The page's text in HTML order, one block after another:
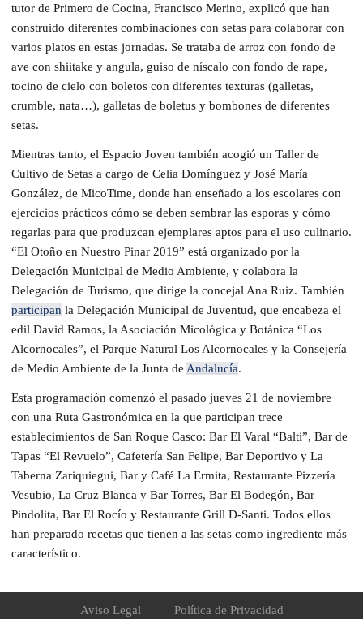
tutor de Primero de Cocina, Francisco Merino, explicó que han
construido diferentes combinaciones con setas para colaborar con
varios platos en estas jornadas. Se trataba de arroz con fondo de
ave con shiitake y angula, guiso de níscalo con fondo de rape,
tocino de cielo con boletos con diferentes texturas (galletas,
crumble, nata…), galletas de boletus y bombones de diferentes
setas.
Mientras tanto, el Espacio Joven también acogió un Taller de
Cultivo de Setas a cargo de Celia Domínguez y José María
González, de MicoTime, donde han enseñado a los escolares con
ejercicios prácticos cómo se deben sembrar las esporas y cómo
regarlas para que produzcan ejemplares aptos para el uso culinario.
“El Otoño en Nuestro Pinar 2019” está organizado por la
Delegación Municipal de Medio Ambiente, y colabora la
Delegación de Turismo, que dirige la concejal Ana Ruiz. También
participan la Delegación Municipal de Juventud, que encabeza el
edil David Ramos, la Asociación Micológica y Botánica “Los
Alcornocales”, el Parque Natural Los Alcornocales y la Consejería
de Medio Ambiente de la Junta de Andalucía.
Esta programación comenzó el pasado jueves 21 de noviembre
con una Ruta Gastronómica en la que participan trece
establecimientos de San Roque Casco: Bar El Varal “Balti”, Bar de
Tapas “El Revuelo”, Cafetería San Felipe, Bar Deportivo y La
Taberna Zariquiegui, Bar y Café La Ermita, Restaurante Pizzería
Vesubio, La Cruz Blanca y Bar Torres, Bar El Bodegón, Bar
Pindolita, Bar El Rocío y Restaurante Grill D-Santi. Todos ellos
han preparado recetas que tienen a las setas como ingrediente más
característico.
Aviso Legal Política de Privacidad